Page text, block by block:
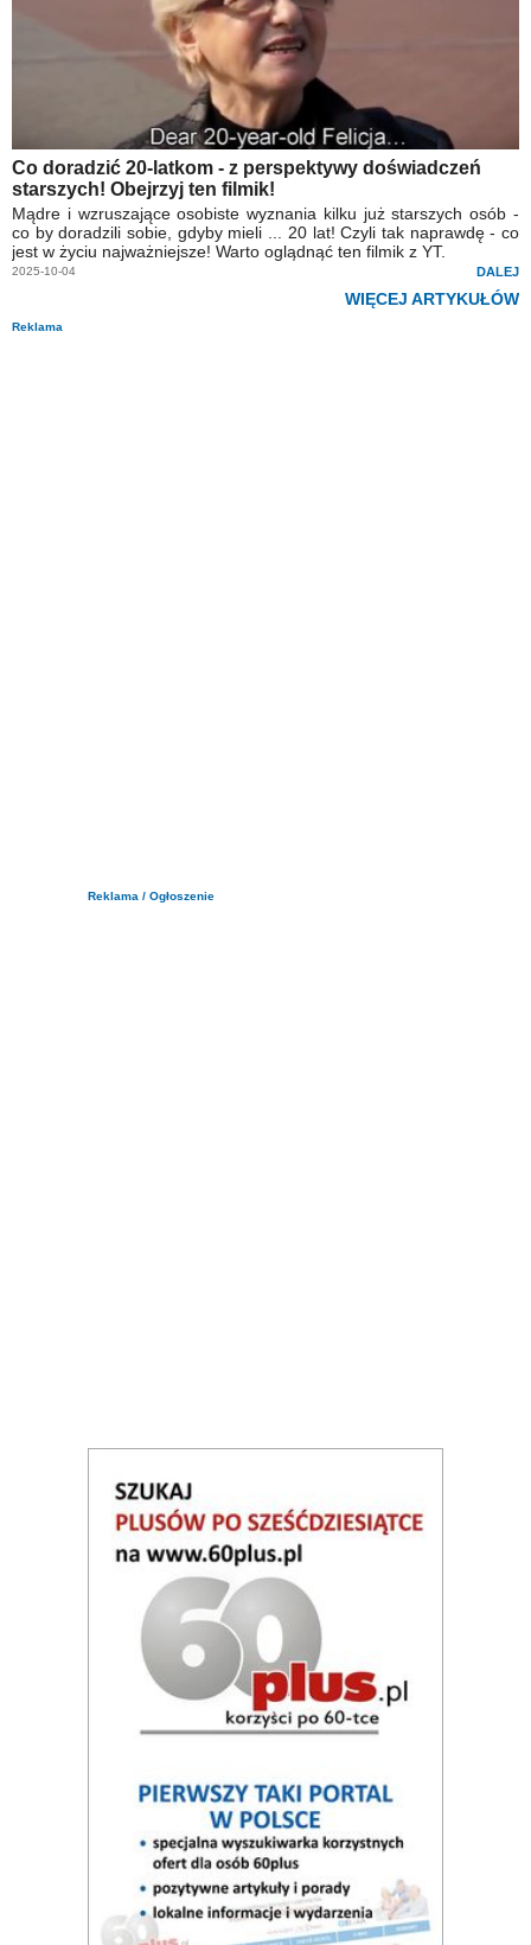
Co doradzić 20-latkom - z perspektywy doświadczeń
starszych! Obejrzyj ten filmik!
Mądre i wzruszające osobiste wyznania kilku już starszych osób -
co by doradzili sobie, gdyby mieli ... 20 lat! Czyli tak naprawdę - co
jest w życiu najważniejsze! Warto oglądnąć ten filmik z YT.
2025-10-04 DALEJ
WIĘCEJ ARTYKUŁÓW
Reklama
Reklama / Ogłoszenie